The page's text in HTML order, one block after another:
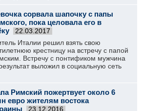
сорвала шапочку с папы
пока целовала его в
22.03.2017
Италии решил взять свою
крестницу на встречу с папой
Встречу с понтификом мужчина
выложил в социальную сеть
Римский пожертвует около 6
евро жителям востока
23.12.2016